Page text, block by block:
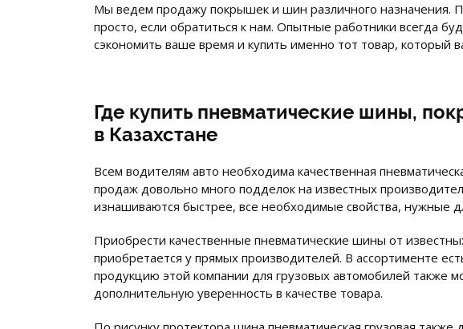
Мы ведем продажу покрышек и шин различного
просто, если обратиться к нам. Опытные работники всегда
сэкономить ваше время и купить именно тот товар, который
Где купить пневматические шины,
в Казахстане
Всем водителям авто необходима качественная
продаж довольно много подделок на известных
изнашиваются быстрее, все необходимые свойства, нужные
Приобрести качественные пневматические шины от
приобретается у прямых производителей. В ассортименте
продукцию этой компании для грузовых автомобилей также
дополнительную уверенность в качестве товара.